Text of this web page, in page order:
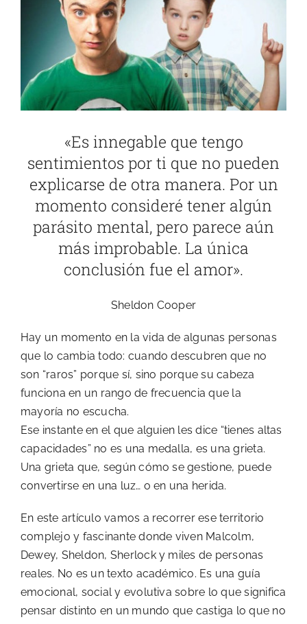
Blog
«Es innegable que tengo
sentimientos por ti que no pueden
explicarse de otra manera. Por un
momento consideré tener algún
parásito mental, pero parece aún
más improbable. La única
conclusión fue el amor».
Sheldon Cooper
Hay un momento en la vida de algunas personas
que lo cambia todo: cuando descubren que no
son “raros” porque sí, sino porque su cabeza
funciona en un rango de frecuencia que la
mayoría no escucha.
Ese instante en el que alguien les dice “tienes altas
capacidades” no es una medalla, es una grieta.
Una grieta que, según cómo se gestione, puede
convertirse en una luz… o en una herida.
En este artículo vamos a recorrer ese territorio
complejo y fascinante donde viven Malcolm,
Dewey, Sheldon, Sherlock y miles de personas
reales. No es un texto académico. Es una guía
emocional, social y evolutiva sobre lo que significa
pensar distinto en un mundo que castiga lo que no